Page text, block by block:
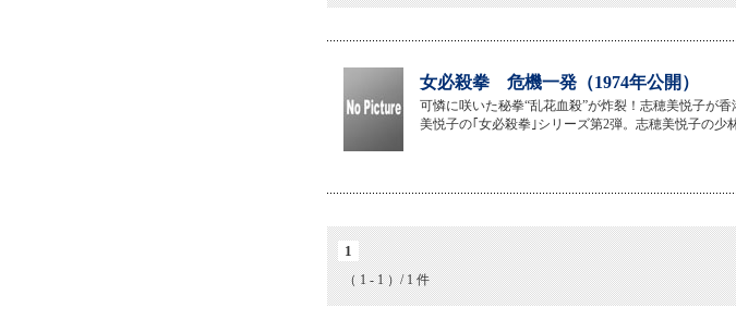
女必殺拳 危機一発（1974年公開）
可憐に咲いた秘拳“乱花血殺”が炸裂！志穂美悦子が
美悦子の｢女必殺拳｣シリーズ第2弾。志穂美悦子の少
1
（ 1 - 1 ）/ 1 件